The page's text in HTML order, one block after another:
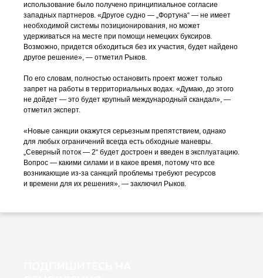
использование было получено принципиальное согласие
западных партнеров. «Другое судно — „Фортуна“ — не имеет
необходимой системы позиционирования, но может
удерживаться на месте при помощи немецких буксиров.
Возможно, придется обходиться без их участия, будет найдено
другое решение», — отметил Рыков.
По его словам, полностью остановить проект может только
запрет на работы в территориальных водах. «Думаю, до этого
не дойдет — это будет крупный международный скандал», —
отметил эксперт.
«Новые санкции окажутся серьезным препятствием, однако
для любых ограничений всегда есть обходные маневры.
„Северный поток — 2“ будет достроен и введен в эксплуатацию.
Вопрос — какими силами и в какое время, потому что все
возникающие из-за санкций проблемы требуют ресурсов
и времени для их решения», — заключил Рыков.